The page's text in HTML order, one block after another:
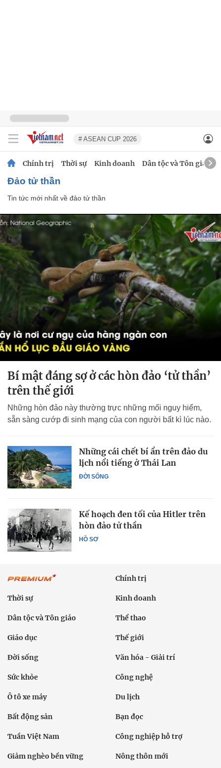
# ASEAN CUP 2026
Chính trị Thời sự Kinh doanh Dân tộc và Tôn giáo
đảo tử thần
Tin tức mới nhất về đảo tử thần
Bí mật đáng sợ ở các hòn đảo ‘tử thần’
trên thế giới
Những hòn đảo này thường trực những mối nguy hiểm,
sẵn sàng cướp đi sinh mạng của con người bất kì lúc nào.
ĐỜI SỐNG
Những cái chết bí ẩn trên đảo du
lịch nổi tiếng ở Thái Lan
HỒ SƠ
Kế hoạch đen tối của Hitler trên
hòn đảo tử thần
Chính trị
Thời sự Kinh doanh
Dân tộc và Tôn giáo Thể thao
Giáo dục Thế giới
Đời sống Văn hóa - Giải trí
Sức khỏe Công nghệ
Ô tô xe máy Du lịch
Bất động sản Bạn đọc
Tuần Việt Nam Công nghiệp hỗ trợ
Giảm nghèo bền vững Nông thôn mới